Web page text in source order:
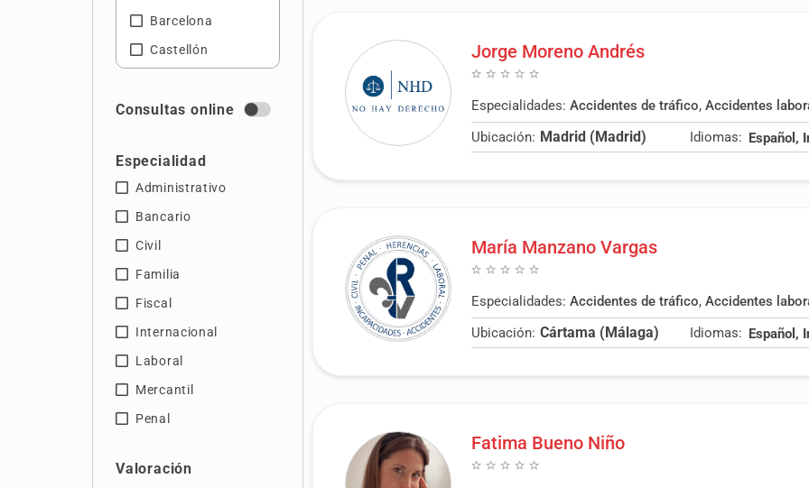
Barcelona
Castellón
Cádiz
Granada
Guipúzcoa
Huelva
Islas Baleares
Jaén
Las Palmas
León
Lugo
Madrid
Murcia
Consultas online
Especialidad
Administrativo
Bancario
Civil
Familia
Fiscal
Internacional
Laboral
Mercantil
Penal
Valoración
Jorge Moreno Andrés
Especialidades: Accidentes de tráfico, Accidentes
Ubicación: Madrid (Madrid) Idiomas: Español,
María Manzano Vargas
Especialidades: Accidentes de tráfico, Accidentes
Ubicación: Cártama (Málaga) Idiomas: Español,
Fatima Bueno Niño